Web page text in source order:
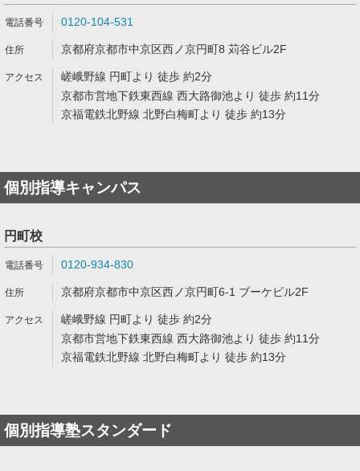
0120-104-531
京都府京都市中京区西ノ京円町8 苅谷ビル2F
嵯峨野線 円町より 徒歩 約2分
京都市営地下鉄東西線 西大路御池より 徒歩 約11分
京福電鉄北野線 北野白梅町より 徒歩 約13分
個別指導キャンパス
円町校
0120-934-830
京都府京都市中京区西ノ京円町6-1 ブーケビル2F
嵯峨野線 円町より 徒歩 約2分
京都市営地下鉄東西線 西大路御池より 徒歩 約11分
京福電鉄北野線 北野白梅町より 徒歩 約13分
個別指導塾スタンダード